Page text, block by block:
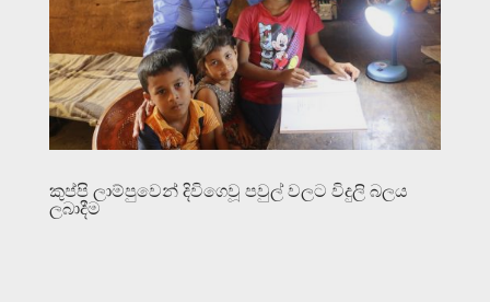
කුප්පි ලාම්පුවෙන් දිවිගෙවූ පවුල් වලට විදුලි බලය
ලබාදීම